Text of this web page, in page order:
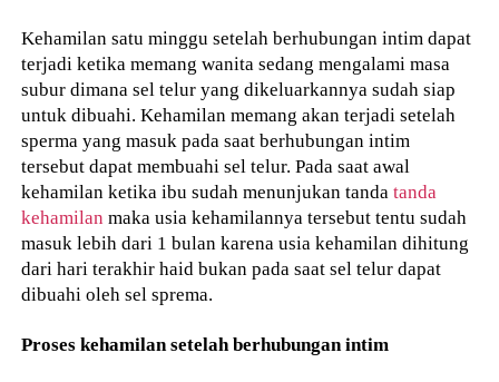
Kehamilan satu minggu setelah berhubungan intim dapat
terjadi ketika memang wanita sedang mengalami masa
subur dimana sel telur yang dikeluarkannya sudah siap
untuk dibuahi. Kehamilan memang akan terjadi setelah
sperma yang masuk pada saat berhubungan intim
tersebut dapat membuahi sel telur. Pada saat awal
kehamilan ketika ibu sudah menunjukan tandatanda
kehamilan maka usia kehamilannya tersebut tentu sudah
masuk lebih dari 1 bulan karena usia kehamilan dihitung
dari hari terakhir haid bukan pada saat sel telur dapat
dibuahi oleh sel sprema.
Proses kehamilan setelah berhubungan intim